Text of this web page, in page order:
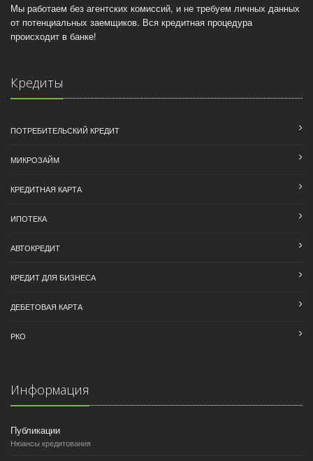
Мы работаем без агентских комиссий, и не требуем личных данных
от потенциальных заемщиков. Вся кредитная процедура
происходит в банке!
Кредиты
ПОТРЕБИТЕЛЬСКИЙ КРЕДИТ
МИКРОЗАЙМ
КРЕДИТНАЯ КАРТА
ИПОТЕКА
АВТОКРЕДИТ
КРЕДИТ ДЛЯ БИЗНЕСА
ДЕБЕТОВАЯ КАРТА
РКО
Информация
Публикации
Нюансы кредитования